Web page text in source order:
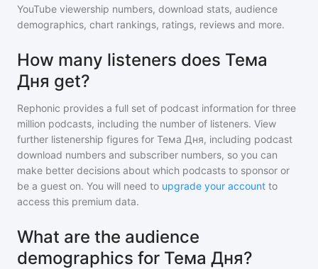
YouTube viewership numbers, download stats, audience
demographics, chart rankings, ratings, reviews and more.
How many listeners does Тема
Дня get?
Rephonic provides a full set of podcast information for three
million podcasts, including the number of listeners. View
further listenership figures for Тема Дня, including podcast
download numbers and subscriber numbers, so you can
make better decisions about which podcasts to sponsor or
be a guest on. You will need to upgrade your account to
access this premium data.
What are the audience
demographics for Тема Дня?